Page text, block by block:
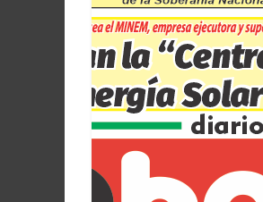
del
Perú,
Mundo
,
Ucayali,
San
Martín
Loreto